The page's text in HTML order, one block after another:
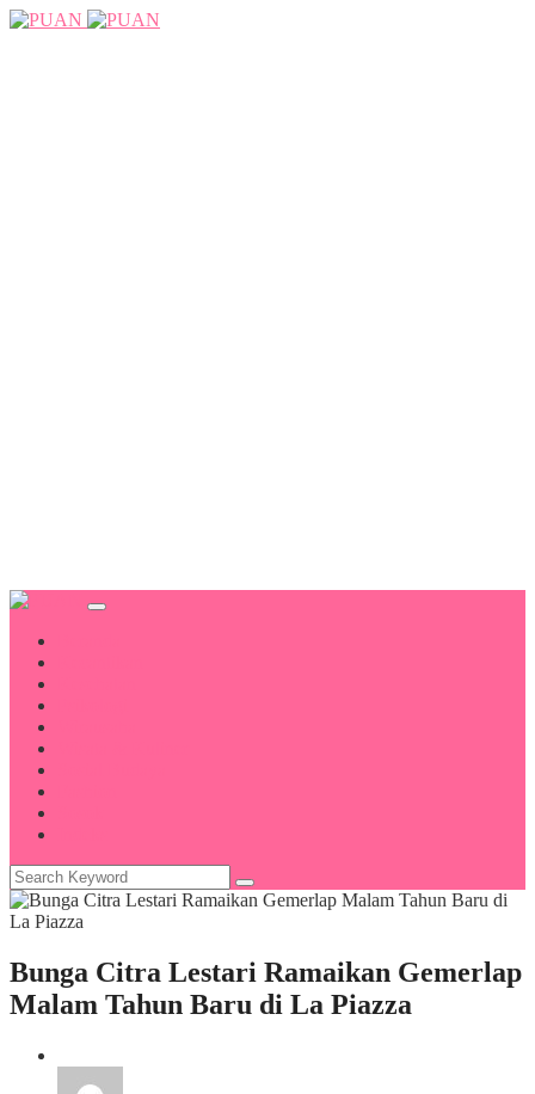
Bunga Citra Lestari Ramaikan Gemerlap
Malam Tahun Baru di La Piazza